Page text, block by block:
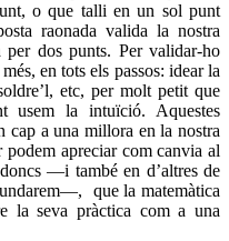
o que talli en un sol punt
raonada valida la nostra
dos punts. Per validar-ho
en tots els passos: idear la
etc, per molt petit que
usem la intuïció. Aquestes
cap a una millora en la nostra
apreciar com canvia al
—i tambéen d’altres de
que la matemàtica
la seva pràctica com a una